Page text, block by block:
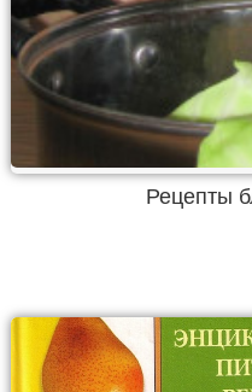
Рецепты